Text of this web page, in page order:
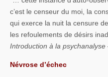
c’est le censeur du moi, la
qui exerce la nuit la censure
les refoulements de désirs
Introduction à la psychanalyse
Névrose d’échec